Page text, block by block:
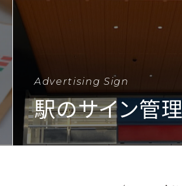
Advertising Sign
駅のサイン管理